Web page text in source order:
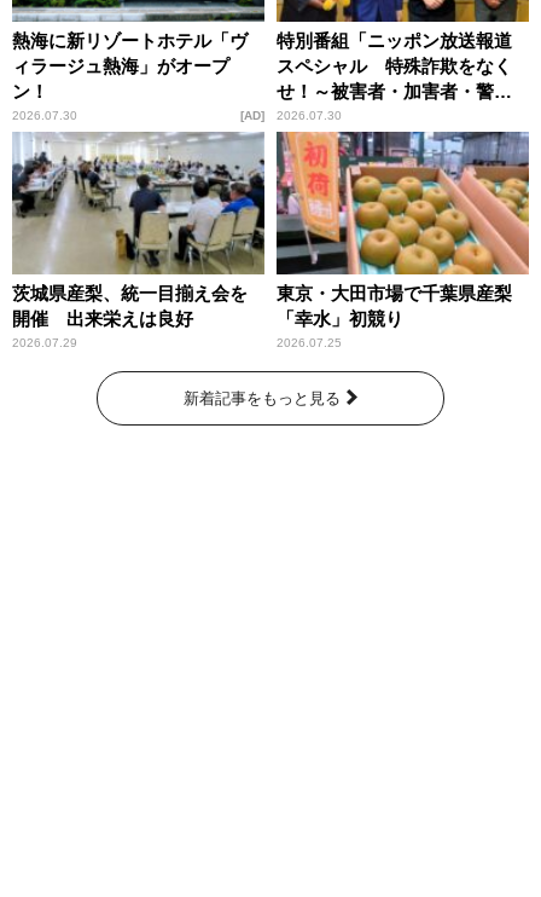
熱海に新リゾートホテル「ヴ
ィラージュ熱海」がオープ
ン！
2026.07.30 AD
特別番組「ニッポン放送報道
スペシャル 特殊詐欺をなく
せ！～被害者・加害者・警視
庁が語るトクリュウの実態
～」放送
2026.07.30
茨城県産梨、統一目揃え会を
開催 出来栄えは良好
2026.07.29
東京・大田市場で千葉県産梨
「幸水」初競り
2026.07.25
新着記事をもっと見る